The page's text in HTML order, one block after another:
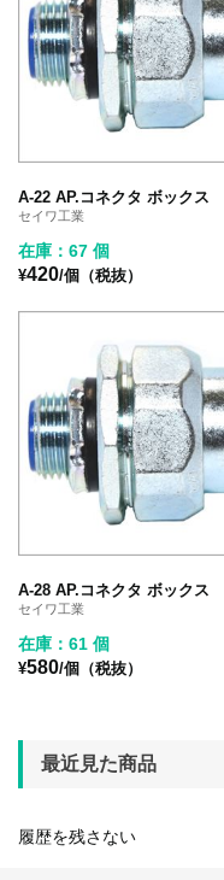
A-22 AP.コネクタ ボックス
セイワ工業
在庫：67 個
¥420/個（税抜）
A-28 AP.コネクタ ボックス
セイワ工業
在庫：61 個
¥580/個（税抜）
最近見た商品
履歴を残さない